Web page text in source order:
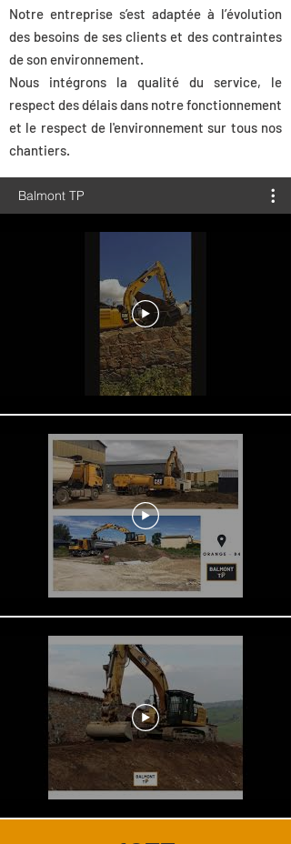
Notre entreprise s’est adaptée à l’évolution
des besoins de ses clients et des contraintes
de son environnement.
Nous intégrons la qualité du service, le
respect des délais dans notre fonctionnement
et le respect de l'environnement sur tous nos
chantiers.
Balmont TP